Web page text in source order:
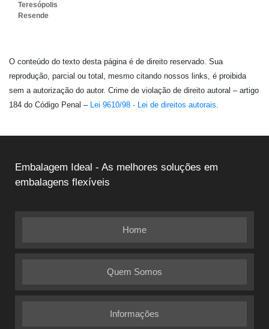
Teresópolis
Resende
O conteúdo do texto desta página é de direito reservado. Sua
reprodução, parcial ou total, mesmo citando nossos links, é proibida
sem a autorização do autor. Crime de violação de direito autoral – artigo
184 do Código Penal – Lei 9610/98 - Lei de direitos autorais.
Embalagem Ideal - As melhores soluções em
embalagens flexíveis
Home
Quem Somos
Informações